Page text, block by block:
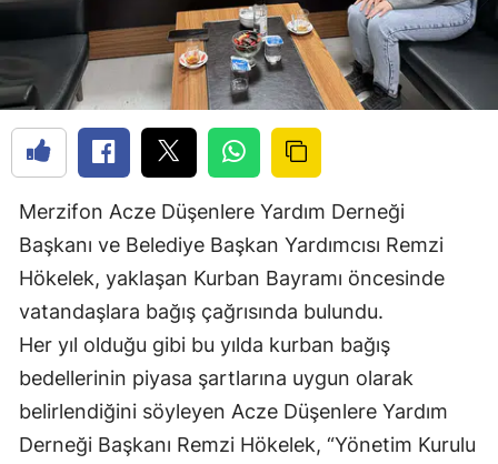
Merzifon Acze Düşenlere Yardım Derneği
Başkanı ve Belediye Başkan Yardımcısı Remzi
Hökelek, yaklaşan Kurban Bayramı öncesinde
vatandaşlara bağış çağrısında bulundu.
Her yıl olduğu gibi bu yılda kurban bağış
bedellerinin piyasa şartlarına uygun olarak
belirlendiğini söyleyen Acze Düşenlere Yardım
Derneği Başkanı Remzi Hökelek, “Yönetim Kurulu